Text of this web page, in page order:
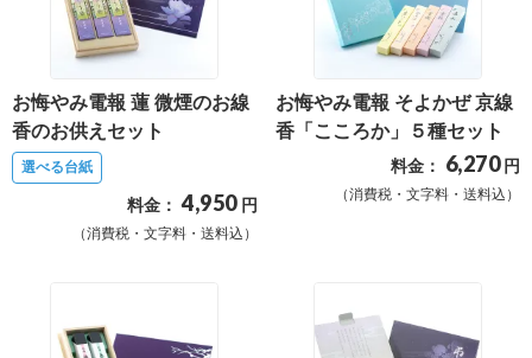
最
お
届
日
検
お悔やみ電報 蓮 微煙のお線
香のお供えセット
選べる台紙
料金： 4,950 円
（消費税・文字料・送料込）
お悔やみ電報 そよかぜ 京線
香「こころか」５種セット
料金： 6,270 円
（消費税・文字料・送料込）